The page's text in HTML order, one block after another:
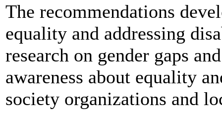
The recommendations
equality and addressing
research on gender gaps
awareness about equality
society organizations and